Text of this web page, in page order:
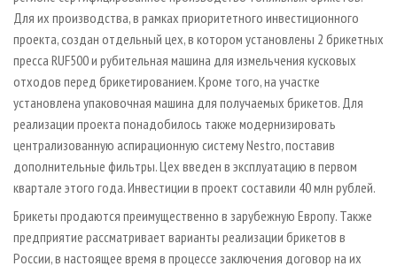
Для их производства, в рамках приоритетного инвестиционного
проекта, создан отдельный цех, в котором установлены 2 брикетных
пресса RUF500 и рубительная машина для измельчения кусковых
отходов перед брикетированием. Кроме того, на участке
установлена упаковочная машина для получаемых брикетов. Для
реализации проекта понадобилось также модернизировать
централизованную аспирационную систему Nestro, поставив
дополнительные фильтры. Цех введен в эксплуатацию в первом
квартале этого года. Инвестиции в проект составили 40 млн рублей.
Брикеты продаются преимущественно в зарубежную Европу. Также
предприятие рассматривает варианты реализации брикетов в
России, в настоящее время в процессе заключения договор на их